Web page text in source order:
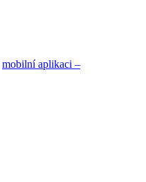
mobilní aplikaci –